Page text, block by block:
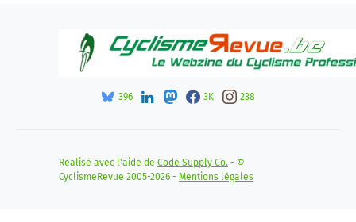
396 3K 238
Réalisé avec l'aide de Code Supply Co. - ©
CyclismeRevue 2005-2026 - Mentions légales